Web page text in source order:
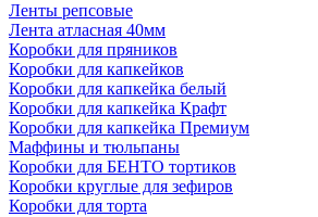
Ленты репсовые
Лента атласная 40мм
Коробки для пряников
Коробки для капкейков
Коробки для капкейка белый
Коробки для капкейка Крафт
Коробки для капкейка Премиум
Маффины и тюльпаны
Коробки для БЕНТО тортиков
Коробки круглые для зефиров
Коробки для торта